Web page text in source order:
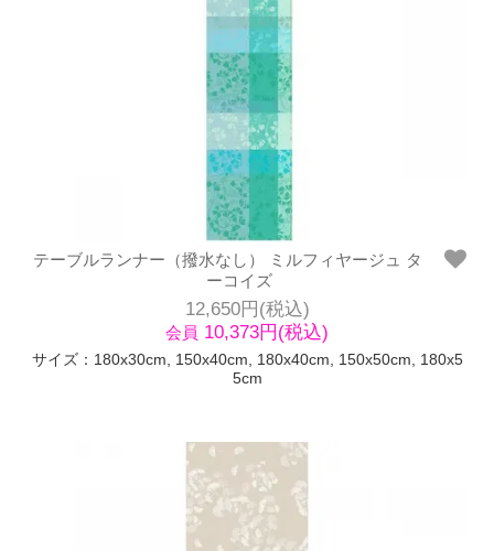
テーブルランナー（撥水なし） ミルフィヤージュ タ
ーコイズ
12,650円(税込)
会員 10,373円(税込)
サイズ：180x30cm, 150x40cm, 180x40cm, 150x50cm, 180x5
5cm